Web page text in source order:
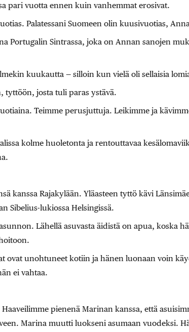
pari vuotta ennen kuin vanhemmat erosivat.
Palatessani Suomeen olin kuusivuotias,
Portugalin Sintrassa, joka on Annan sanojen
kuukautta — silloin kun vielä oli sellaisia
tyttöön, josta tuli paras ystävä.
Teimme perusjuttuja. Leikimme ja
kolme huoletonta ja rentouttavaa
kanssa Rajakylään. Yläasteen tyttö kävi
Sibelius-lukiossa Helsingissä.
Lähellä asuvasta äidistä on apua, koska
ovat unohtuneet kotiin ja hänen luonaan voin
ei vahtaa.
pienenä Marinan kanssa, että
Marina muutti luokseni asumaan vuodeksi.